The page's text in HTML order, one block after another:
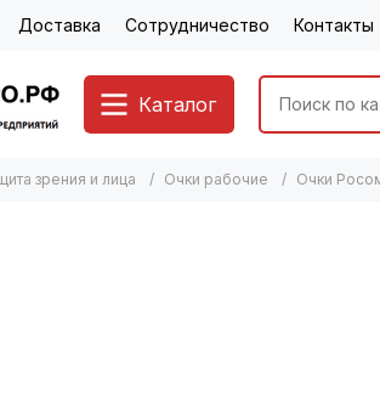
Доставка Сотрудничество Контакты
Каталог
зрения и лица Очки рабочие Очки